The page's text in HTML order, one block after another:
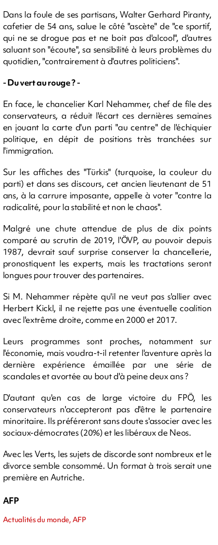
Dans la foule de ses partisans, Walter Gerhard Piranty,
cafetier de 54 ans, salue le côté "ascète" de "ce sportif,
qui ne se drogue pas et ne boit pas d'alcool", d'autres
saluant son "écoute", sa sensibilité à leurs problèmes du
quotidien, "contrairement à d'autres politiciens".
- Du vert au rouge ? -
En face, le chancelier Karl Nehammer, chef de file des
conservateurs, a réduit l'écart ces dernières semaines
en jouant la carte d'un parti "au centre" de l'échiquier
politique, en dépit de positions très tranchées sur
l'immigration.
Sur les affiches des "Türkis" (turquoise, la couleur du
parti) et dans ses discours, cet ancien lieutenant de 51
ans, à la carrure imposante, appelle à voter "contre la
radicalité, pour la stabilité et non le chaos".
Malgré une chute attendue de plus de dix points
comparé au scrutin de 2019, l'ÖVP, au pouvoir depuis
1987, devrait sauf surprise conserver la chancellerie,
pronostiquent les experts, mais les tractations seront
longues pour trouver des partenaires.
Si M. Nehammer répète qu'il ne veut pas s'allier avec
Herbert Kickl, il ne rejette pas une éventuelle coalition
avec l'extrême droite, comme en 2000 et 2017.
Leurs programmes sont proches, notamment sur
l'économie, mais voudra-t-il retenter l'aventure après la
dernière expérience émaillée par une série de
scandales et avortée au bout d'à peine deux ans ?
D'autant qu'en cas de large victoire du FPÖ, les
conservateurs n'accepteront pas d'être le partenaire
minoritaire. Ils préféreront sans doute s'associer avec les
sociaux-démocrates (20%) et les libéraux de Neos.
Avec les Verts, les sujets de discorde sont nombreux et le
divorce semble consommé. Un format à trois serait une
première en Autriche.
AFP
Actualités du monde, AFP